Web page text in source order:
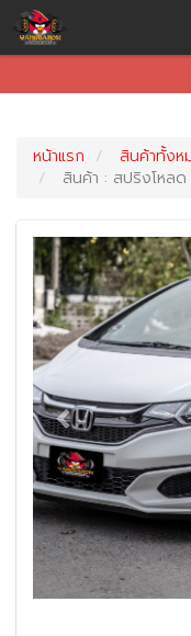
หน้าแรก สินค้าทั้งห
สินค้า : สปริงโหล
Previous